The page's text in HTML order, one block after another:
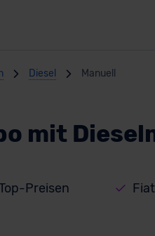
Diesel Manuell
mit
Preisen